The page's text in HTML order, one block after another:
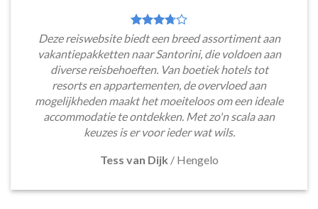
Deze reiswebsite biedt een breed assortiment aan
vakantiepakketten naar Santorini, die voldoen aan
diverse reisbehoeften. Van boetiek hotels tot
resorts en appartementen, de overvloed aan
mogelijkheden maakt het moeiteloos om een ideale
accommodatie te ontdekken. Met zo'n scala aan
keuzes is er voor ieder wat wils.
Tess van Dijk / Hengelo